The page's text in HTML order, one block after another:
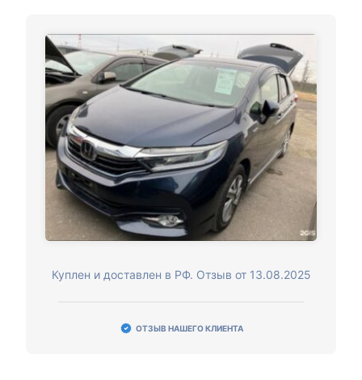
Куплен и доставлен в РФ. Отзыв от 13.08.2025
ОТЗЫВ НАШЕГО КЛИЕНТА